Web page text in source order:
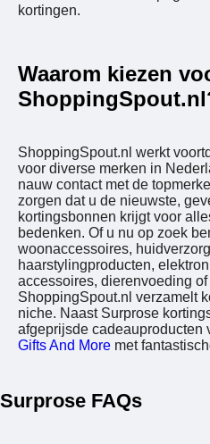
kortingen.
Waarom kiezen
ShoppingSpout.nl werkt
voor diverse merken in
nauw contact met de
zorgen dat u de nieuwste,
kortingsbonnen krijgt voor
bedenken. Of u nu op zoek
woonaccessoires,
haarstylingproducten,
accessoires, dierenvoeding
ShoppingSpout.nl verzamelt
niche. Naast Surprose
afgeprijsde cadeauproducten
Gifts And More met
Surprose FAQs